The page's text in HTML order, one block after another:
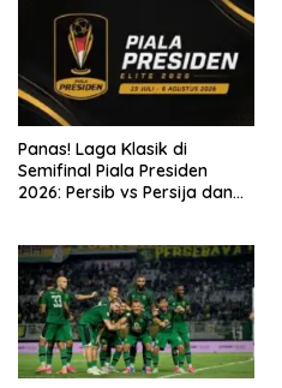
Panas! Laga Klasik di
Semifinal Piala Presiden
2026: Persib vs Persija dan